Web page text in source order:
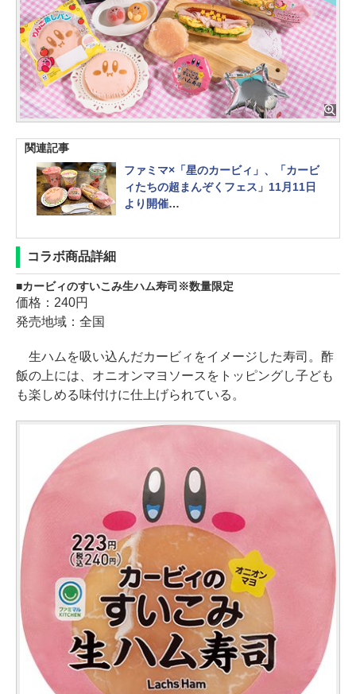
関連記事
ファミマ×「星のカービィ」、「カービ
ィたちの超まんぞくフェス」11月11日
より開催
ルスプーンを撮り下ろしで紹介
コラボ商品詳細
カービィのすいこみ生ハム寿司※数量限定
価格：240円
発売地域：全国
生ハムを吸い込んだカービィをイメージした寿司。酢
飯の上には、オニオンマヨソースをトッピングし子ども
も楽しめる味付けに仕上げられている。